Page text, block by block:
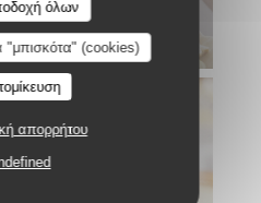
όλων
"μπισκότα" (cookies)
απορρήτου